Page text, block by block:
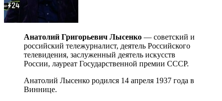
Анатолий Григорьевич Лысенко — советский и
российский тележурналист, деятель Российского
телевидения, заслуженный деятель искусств
России, лауреат Государственной премии СССР.
Анатолий Лысенко родился 14 апреля 1937 года в
Виннице.